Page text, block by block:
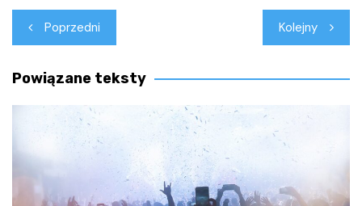
Nawigacja
wpisu
Poprzedni Kolejny
Powiązane teksty